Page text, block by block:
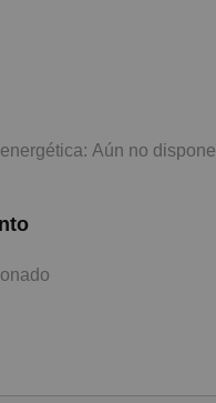
Aún no dispone